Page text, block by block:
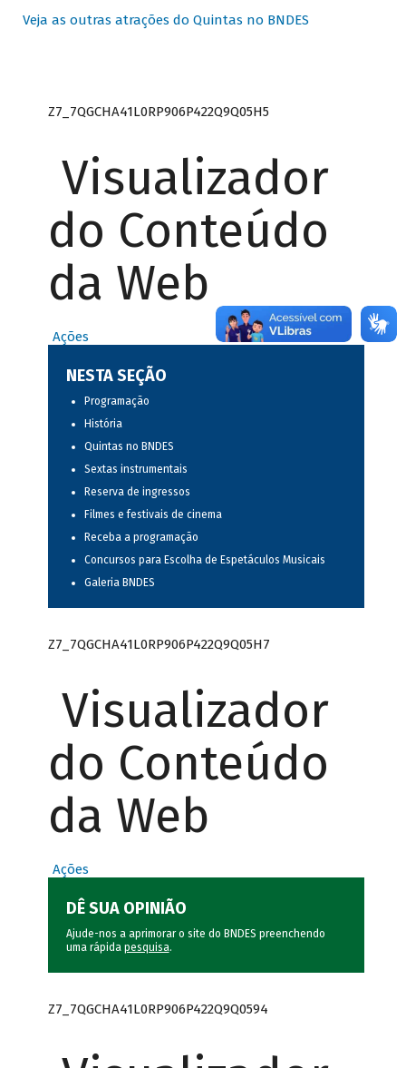
Veja as outras atrações do Quintas no BNDES
Z7_7QGCHA41L0RP906P422Q9Q05H5
Visualizador
do Conteúdo
da Web
Ações
NESTA SEÇÃO
Programação
História
Quintas no BNDES
Sextas instrumentais
Reserva de ingressos
Filmes e festivais de cinema
Receba a programação
Concursos para Escolha de Espetáculos Musicais
Galeria BNDES
Z7_7QGCHA41L0RP906P422Q9Q05H7
Visualizador
do Conteúdo
da Web
Ações
DÊ SUA OPINIÃO
Ajude-nos a aprimorar o site do BNDES preenchendo
uma rápida pesquisa.
Z7_7QGCHA41L0RP906P422Q9Q0594